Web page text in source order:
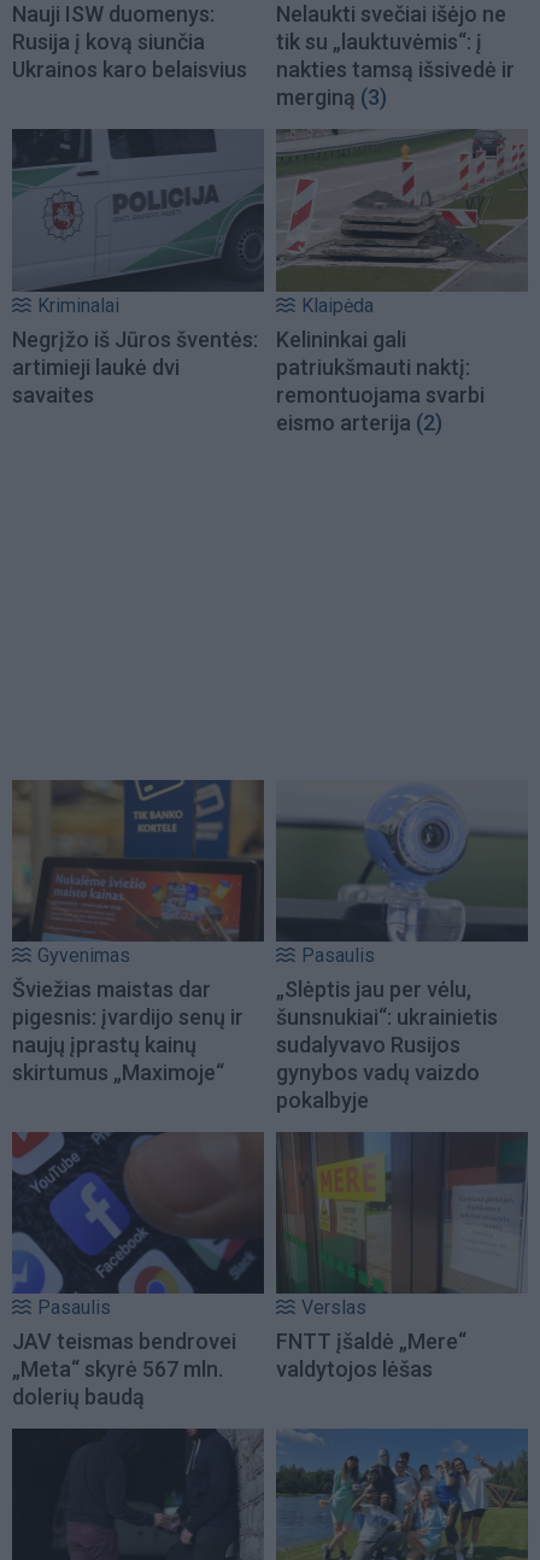
Nauji ISW duomenys:
Rusija į kovą siunčia
Ukrainos karo belaisvius
Nelaukti svečiai išėjo ne
tik su „lauktuvėmis“: į
nakties tamsą išsivedė ir
merginą (3)
Kriminalai
Negrįžo iš Jūros šventės:
artimieji laukė dvi
savaites
Klaipėda
Kelininkai gali
patriukšmauti naktį:
remontuojama svarbi
eismo arterija (2)
Gyvenimas
Šviežias maistas dar
pigesnis: įvardijo senų ir
naujų įprastų kainų
skirtumus „Maximoje“
Pasaulis
„Slėptis jau per vėlu,
šunsnukiai“: ukrainietis
sudalyvavo Rusijos
gynybos vadų vaizdo
pokalbyje
Pasaulis
JAV teismas bendrovei
„Meta“ skyrė 567 mln.
dolerių baudą
Verslas
FNTT įšaldė „Mere“
valdytojos lėšas